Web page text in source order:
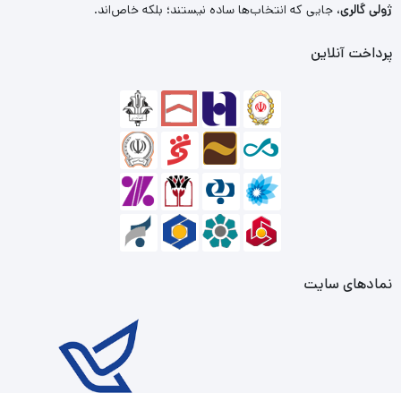
ژولی گالری، جایی که انتخاب‌ها ساده نیستند؛ بلکه خاص‌اند.
پرداخت آنلاین
نمادهای سایت